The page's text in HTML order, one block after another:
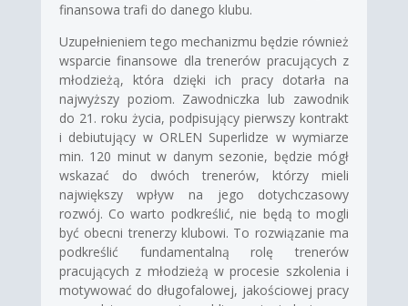
finansowa trafi do danego klubu.
Uzupełnieniem tego mechanizmu będzie również
wsparcie finansowe dla trenerów pracujących z
młodzieżą, która dzięki ich pracy dotarła na
najwyższy poziom. Zawodniczka lub zawodnik
do 21. roku życia, podpisujący pierwszy kontrakt
i debiutujący w ORLEN Superlidze w wymiarze
min. 120 minut w danym sezonie, będzie mógł
wskazać do dwóch trenerów, którzy mieli
największy wpływ na jego dotychczasowy
rozwój. Co warto podkreślić, nie będą to mogli
być obecni trenerzy klubowi. To rozwiązanie ma
podkreślić fundamentalną rolę trenerów
pracujących z młodzieżą w procesie szkolenia i
motywować do długofalowej, jakościowej pracy